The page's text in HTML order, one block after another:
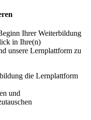
Ihrer Weiterbildung
in Ihre(n)
unsere Lernplattform zu
die Lernplattform
und